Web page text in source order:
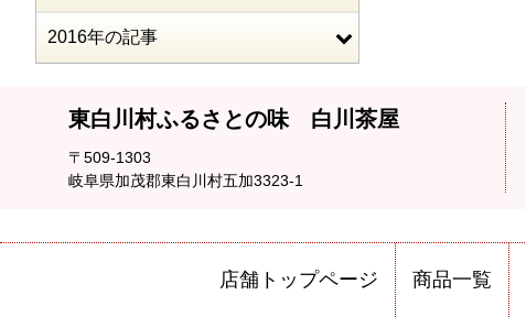
2016年の記事
東白川村ふるさとの味 白川茶屋
〒509-1303
岐阜県加茂郡東白川村五加3323-1
店舗トップページ 商品一覧